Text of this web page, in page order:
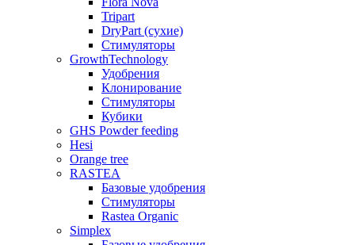
Tripart
DryPart (сухие)
Стимуляторы
GrowthTechnology
Удобрения
Клонирование
Стимуляторы
Кубики
GHS Powder feeding
Hesi
Orange tree
RASTEA
Базовые удобрения
Стимуляторы
Rastea Organic
Simplex